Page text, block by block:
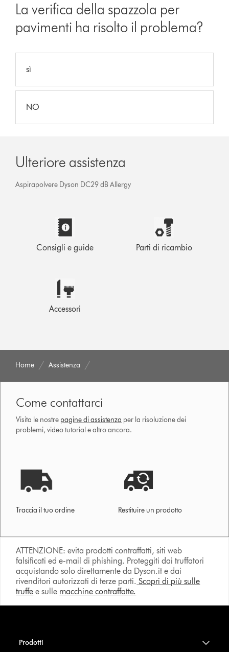
La verifica della spazzola per
pavimenti ha risolto il problema?
sì
NO
Ulteriore assistenza
Aspirapolvere Dyson DC29 dB Allergy
Consigli e guide Parti di ricambio
Accessori
Home Assistenza
Come contattarci
Visita le nostre pagine di assistenza per la risoluzione dei
problemi, video tutorial e altro ancora.
Traccia il tuo ordine Restituire un prodotto
ATTENZIONE: evita prodotti contraffatti, siti web
falsificati ed e-mail di phishing. Proteggiti dai truffatori
acquistando solo direttamente da Dyson.it e dai
rivenditori autorizzati di terze parti. Scopri di più sulle
truffe e sulle macchine contraffatte.
Prodotti